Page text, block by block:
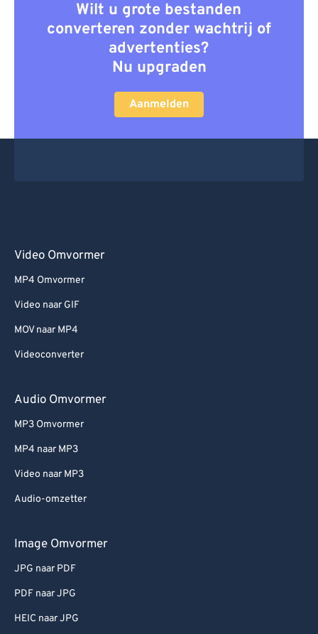
Wilt u grote bestanden
converteren zonder wachtrij of
advertenties?
Nu upgraden
Aanmelden
Video Omvormer
MP4 Omvormer
Video naar GIF
MOV naar MP4
Videoconverter
Audio Omvormer
MP3 Omvormer
MP4 naar MP3
Video naar MP3
Audio-omzetter
Image Omvormer
JPG naar PDF
PDF naar JPG
HEIC naar JPG